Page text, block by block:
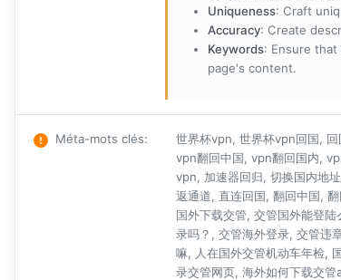
Uniqueness: Craft
Accuracy: Create
Keywords: Ensure
page's content.
Méta-mots clés:
世界杯vpn, 世界杯vpn回国,
vpn翻回中国, vpn翻回国内,
vpn, 加速器回归, 切换国内地
返通道, 直连回国, 翻回中国,
国外下载交管, 交管国外能登
录吗？, 交管海外登录, 交管违
嘛, 人在国外交管机动车年检,
录交管网页, 海外如何下载交